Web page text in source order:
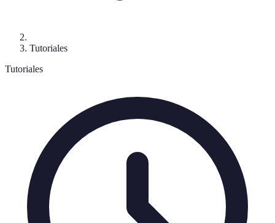
Tutoriales
Tutoriales